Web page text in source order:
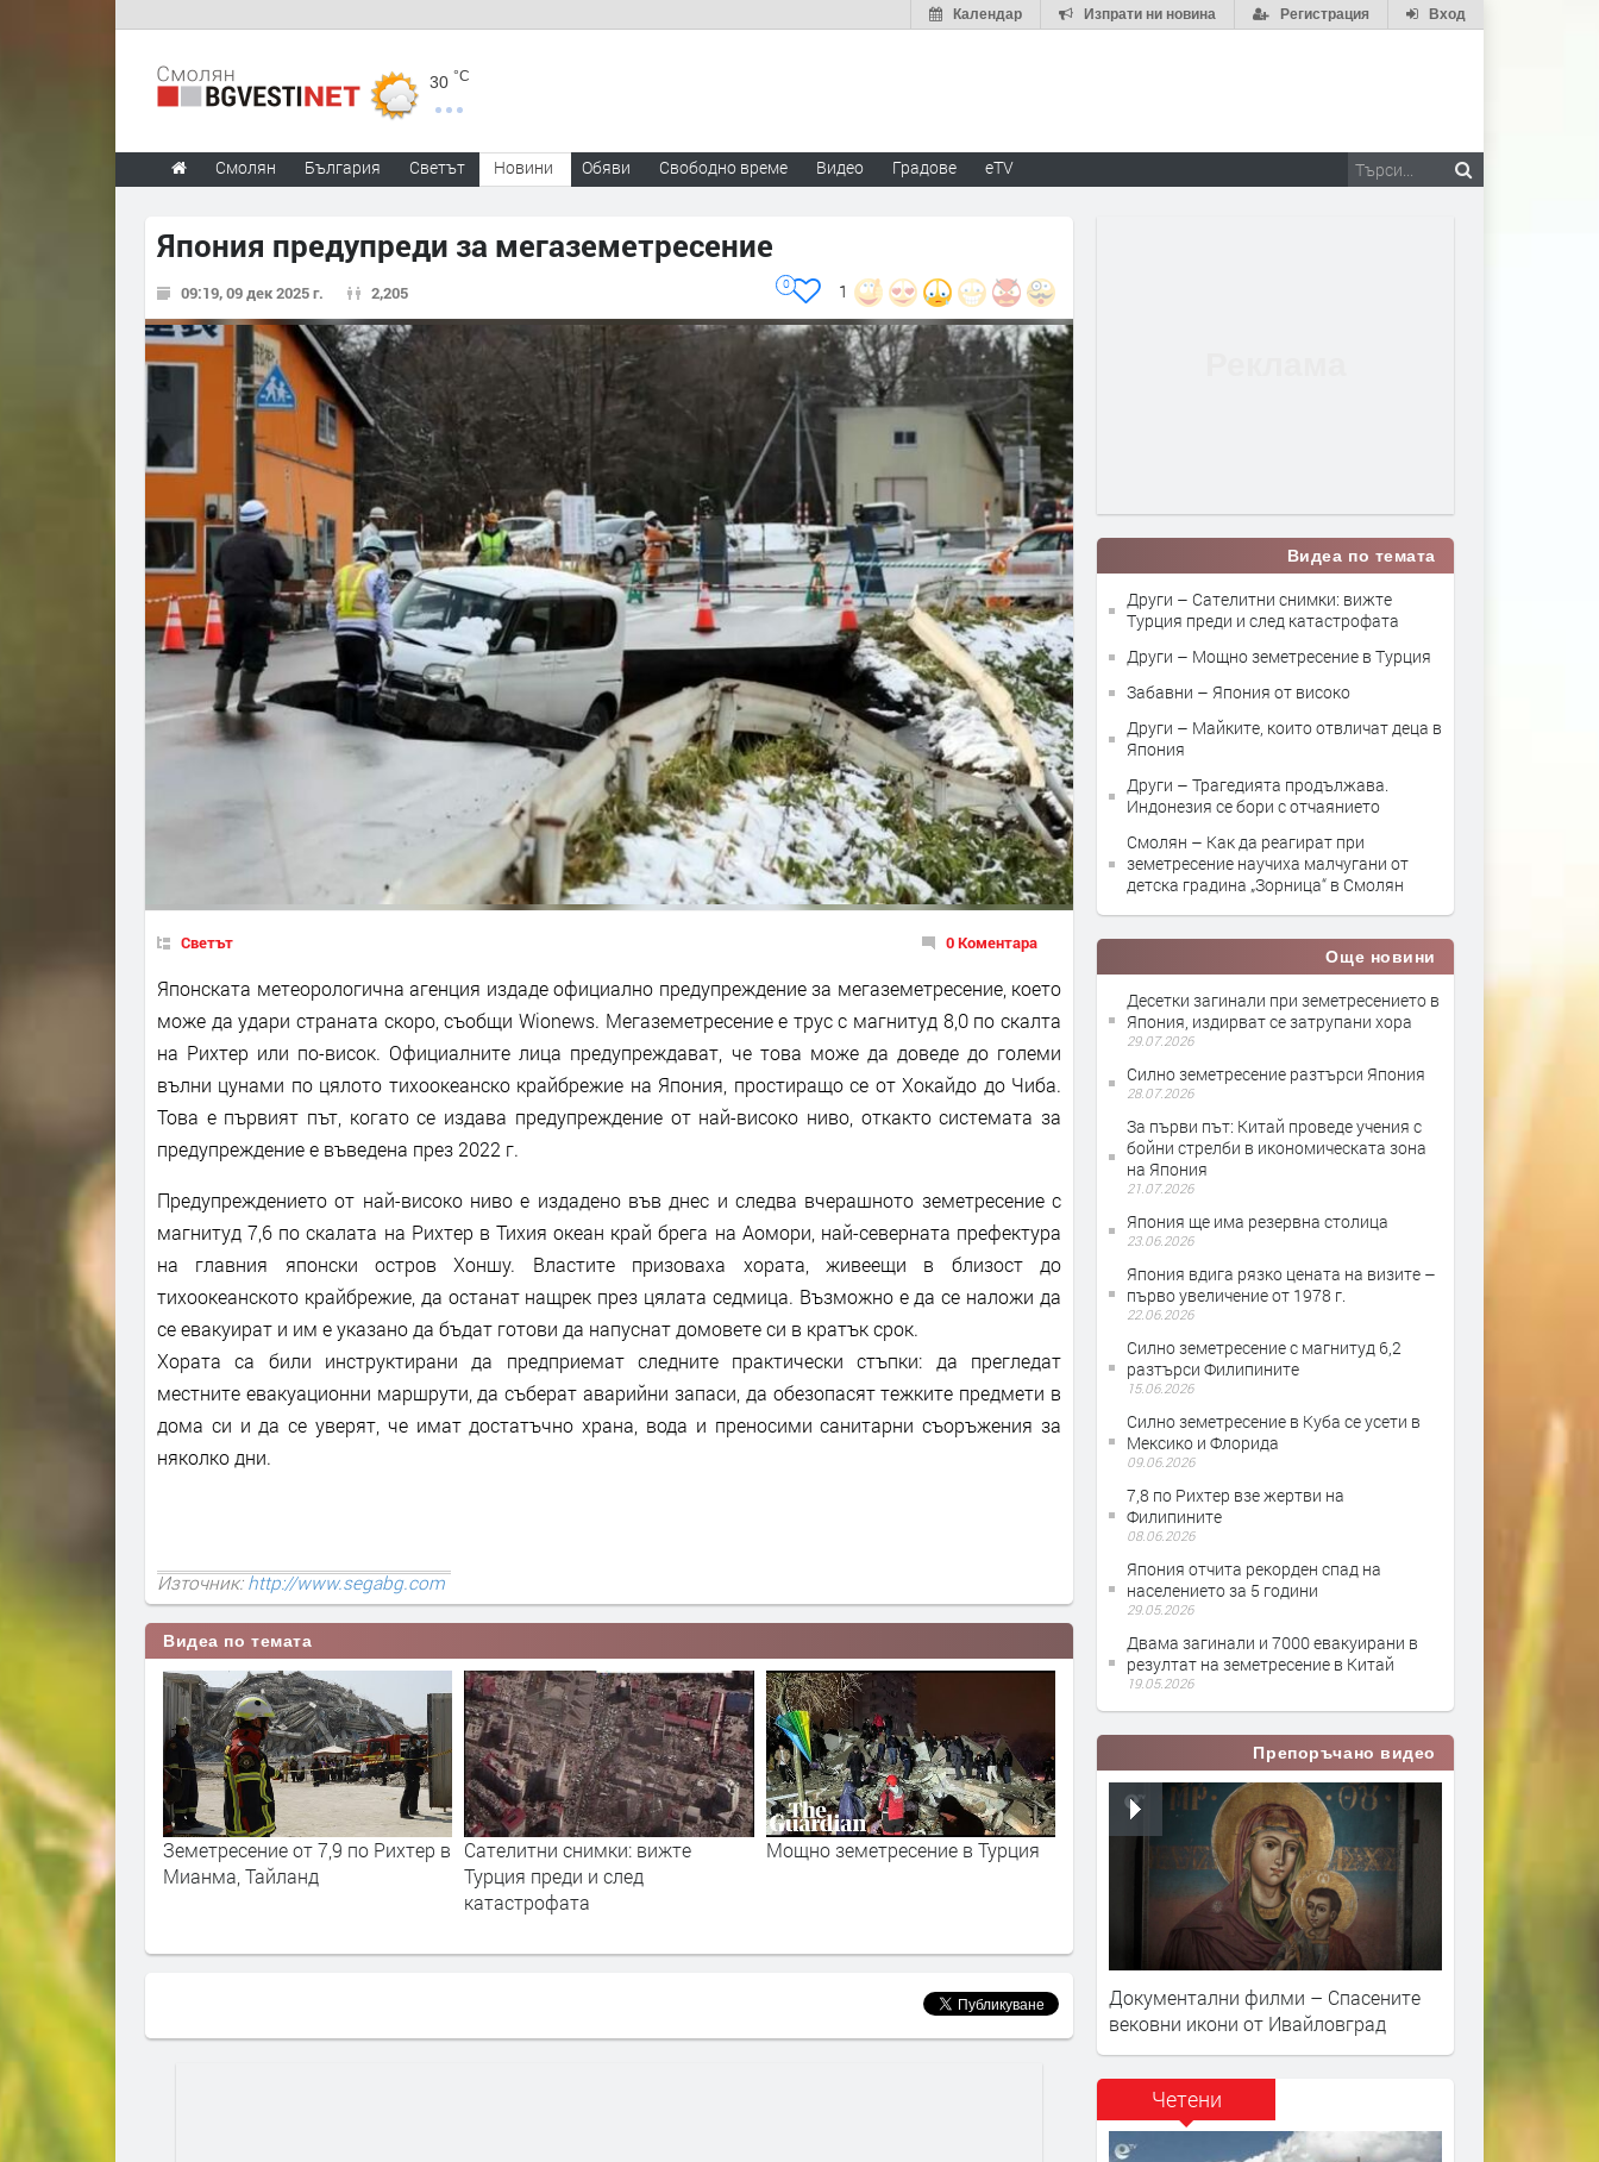
Вход
Регистрация
Изпрати ни новина
Календар
30 °C
Смолян България Светът Новини Обяви Свободно време Видео Градове eTV
Япония предупреди за мегаземетресение
09:19, 09 дек 2025 г. 2,205 1
0
Светът 0 Коментара
Японската метеорологична агенция издаде официално предупреждение за мегаземетресение, което
може да удари страната скоро, съобщи Wionews. Мегаземетресение е трус с магнитуд 8,0 по скалта
на Рихтер или по-висок. Официалните лица предупреждават, че това може да доведе до големи
вълни цунами по цялото тихоокеанско крайбрежие на Япония, простиращо се от Хокайдо до Чиба.
Това е първият път, когато се издава предупреждение от най-високо ниво, откакто системата за
предупреждение е въведена през 2022 г.
Предупреждението от най-високо ниво е издадено във днес и следва вчерашното земетресение с
магнитуд 7,6 по скалата на Рихтер в Тихия океан край брега на Аомори, най-северната префектура
на главния японски остров Хоншу. Властите призоваха хората, живеещи в близост до
тихоокеанското крайбрежие, да останат нащрек през цялата седмица. Възможно е да се наложи да
се евакуират и им е указано да бъдат готови да напуснат домовете си в кратък срок.
Хората са били инструктирани да предприемат следните практически стъпки: да прегледат
местните евакуационни маршрути, да съберат аварийни запаси, да обезопасят тежките предмети в
дома си и да се уверят, че имат достатъчно храна, вода и преносими санитарни съоръжения за
няколко дни.
Източник:http://www.segabg.com
Видеа по темата
7,9 по Рихтер в
Сателитни снимки: вижте
Турция преди и след
Мощно земетресение в Турция Япония от високо
Майките, които отвличат деца в Трагедията продължава.
Индонезия се бори с
Видеа по темата
Други – Сателитни снимки: вижте
Турция преди и след катастрофата
Други – Мощно земетресение в Турция
Забавни – Япония от високо
Други – Майките, които отвличат деца в
Япония
Други – Трагедията продължава.
Индонезия се бори с отчаянието
Смолян – Как да реагират при
земетресение научиха малчугани от
детска градина „Зорница“ в Смолян
Още новини
Десетки загинали при земетресението в
Япония, издирват се затрупани хора
29.07.2026
Силно земетресение разтърси Япония
28.07.2026
За първи път: Китай проведе учения с
бойни стрелби в икономическата зона
на Япония
21.07.2026
Япония ще има резервна столица
23.06.2026
Япония вдига рязко цената на визите –
първо увеличение от 1978 г.
22.06.2026
Силно земетресение с магнитуд 6,2
разтърси Филипините
15.06.2026
Силно земетресение в Куба се усети в
Мексико и Флорида
09.06.2026
7,8 по Рихтер взе жертви на
Филипините
08.06.2026
Япония отчита рекорден спад на
населението за 5 години
29.05.2026
Двама загинали и 7000 евакуирани в
резултат на земетресение в Китай
19.05.2026
Препоръчано видео
Документални филми – Спасените
вековни икони от Ивайловград
Четени